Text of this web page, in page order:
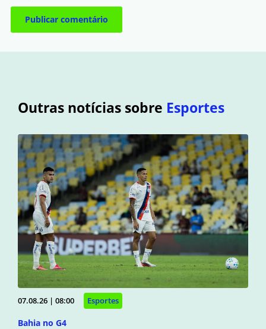
Outras notícias sobre Esportes
07.08.26 | 08:00 Esportes
Bahia no G4